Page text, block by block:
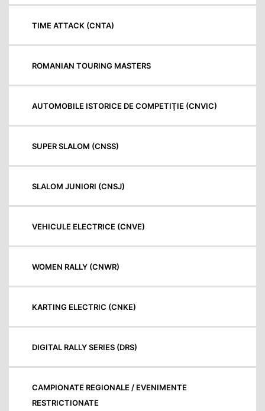
TIME ATTACK (CNTA)
ROMANIAN TOURING MASTERS
AUTOMOBILE ISTORICE DE COMPETIŢIE (CNVIC)
SUPER SLALOM (CNSS)
SLALOM JUNIORI (CNSJ)
VEHICULE ELECTRICE (CNVE)
WOMEN RALLY (CNWR)
KARTING ELECTRIC (CNKE)
DIGITAL RALLY SERIES (DRS)
CAMPIONATE REGIONALE / EVENIMENTE
RESTRICTIONATE